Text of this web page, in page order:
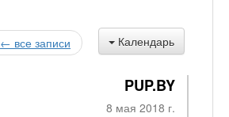
Календарь
← все записи
PUP.BY
8 мая 2018 г.